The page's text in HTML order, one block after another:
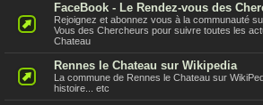
FaceBook - Le Rendez-vous des
Rejoignez et abonnez vous à la communauté
Vous des Chercheurs pour suivre toutes les
Chateau
Rennes le Chateau sur Wikipedia
La commune de Rennes le Chateau sur
histoire... etc